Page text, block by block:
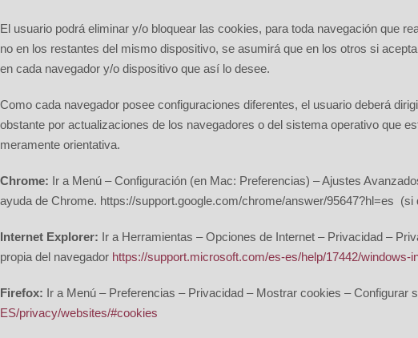
El usuario podrá eliminar y/o bloquear las cookies, para toda navegación que
no en los restantes del mismo dispositivo, se asumirá que en los otros si
en cada navegador y/o dispositivo que así lo desee.
Como cada navegador posee configuraciones diferentes, el usuario deberá
obstante por actualizaciones de los navegadores o del sistema operativo que
meramente orientativa.
Chrome: Ir a Menú – Configuración (en Mac: Preferencias) – Ajustes
ayuda de Chrome. https://support.google.com/chrome/answer/95647?hl=es (si
Internet Explorer: Ir a Herramientas – Opciones de Internet – Privacidad –
propia del navegador https://support.microsoft.com/es-es/help/17442/windows-
Firefox: Ir a Menú – Preferencias – Privacidad – Mostrar cookies –
ES/privacy/websites/#cookies